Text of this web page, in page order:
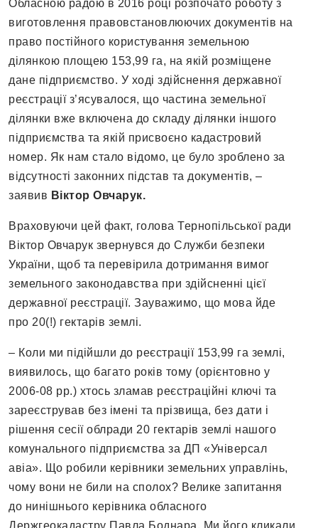
Обласною радою в 2016 році розпочато роботу з
виготовлення правовстановлюючих документів на
право постійного користування земельною
ділянкою площею 153,99 га, на якій розміщене
дане підприємство. У ході здійснення державної
реєстрації з’ясувалося, що частина земельної
ділянки вже включена до складу ділянки іншого
підприємства та якій присвоєно кадастровий
номер. Як нам стало відомо, це було зроблено за
відсутності законних підстав та документів, –
заявив Віктор Овчарук.
Враховуючи цей факт, голова Тернопільської ради
Віктор Овчарук звернувся до Служби безпеки
України, щоб та перевірила дотримання вимог
земельного законодавства при здійсненні цієї
державної реєстрації. Зауважимо, що мова йде
про 20(!) гектарів землі.
– Коли ми підійшли до реєстрації 153,99 га землі,
виявилось, що багато років тому (орієнтовно у
2006-08 рр.) хтось зламав реєстраційні ключі та
зареєстрував без імені та прізвища, без дати і
рішення сесії облради 20 гектарів землі нашого
комунального підприємства за ДП «Універсал
авіа». Що робили керівники земельних управлінь,
чому вони не били на сполох? Велике запитання
до нинішнього керівника обласного